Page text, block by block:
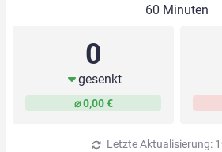
60 Minuten
0
gesenkt
⌀ 0,00 €
Letzte Aktualisierung: